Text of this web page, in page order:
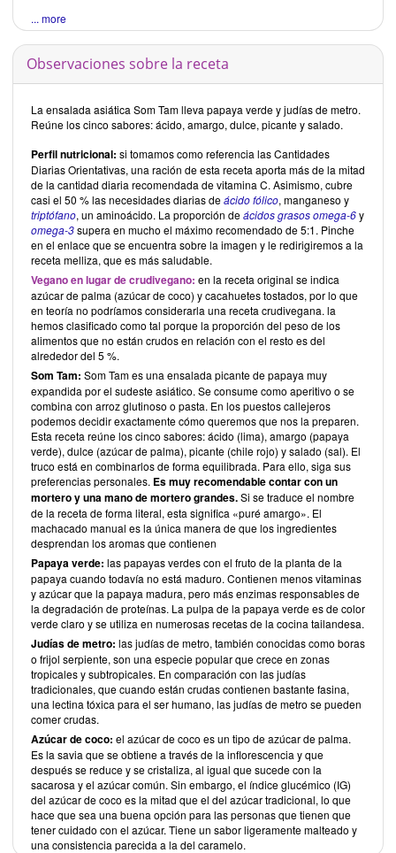
... more
Observaciones sobre la receta
La ensalada asiática Som Tam lleva papaya verde y judías de metro.
Reúne los cinco sabores: ácido, amargo, dulce, picante y salado.
Perfil nutricional: si tomamos como referencia las Cantidades
Diarias Orientativas, una ración de esta receta aporta más de la mitad
de la cantidad diaria recomendada de vitamina C. Asimismo, cubre
casi el 50 % las necesidades diarias deácido fólico, manganeso y
triptófano, un aminoácido. La proporción deácidos grasos omega-6y
omega-3supera en mucho el máximo recomendado de 5:1. Pinche
en el enlace que se encuentra sobre la imagen y le redirigiremos a la
receta melliza, que es más saludable.
Vegano en lugar de crudivegano: en la receta original se indica
azúcar de palma (azúcar de coco) y cacahuetes tostados, por lo que
en teoría no podríamos considerarla una receta crudivegana. la
hemos clasificado como tal porque la proporción del peso de los
alimentos que no están crudos en relación con el resto es del
alrededor del 5 %.
Som Tam: Som Tam es una ensalada picante de papaya muy
expandida por el sudeste asiático. Se consume como aperitivo o se
combina con arroz glutinoso o pasta. En los puestos callejeros
podemos decidir exactamente cómo queremos que nos la preparen.
Esta receta reúne los cinco sabores: ácido (lima), amargo (papaya
verde), dulce (azúcar de palma), picante (chile rojo) y salado (sal). El
truco está en combinarlos de forma equilibrada. Para ello, siga sus
preferencias personales. Es muy recomendable contar con un
mortero y una mano de mortero grandes.Si se traduce el nombre
de la receta de forma literal, esta significa «puré amargo». El
machacado manual es la única manera de que los ingredientes
desprendan los aromas que contienen
Papaya verde: las papayas verdes con el fruto de la planta de la
papaya cuando todavía no está maduro. Contienen menos vitaminas
y azúcar que la papaya madura, pero más enzimas responsables de
la degradación de proteínas. La pulpa de la papaya verde es de color
verde claro y se utiliza en numerosas recetas de la cocina tailandesa.
Judías de metro: las judías de metro, también conocidas como boras
o frijol serpiente, son una especie popular que crece en zonas
tropicales y subtropicales. En comparación con las judías
tradicionales, que cuando están crudas contienen bastante fasina,
una lectina tóxica para el ser humano, las judías de metro se pueden
comer crudas.
Azúcar de coco: el azúcar de coco es un tipo de azúcar de palma.
Es la savia que se obtiene a través de la inflorescencia y que
después se reduce y se cristaliza, al igual que sucede con la
sacarosa y el azúcar común. Sin embargo, el índice glucémico (IG)
del azúcar de coco es la mitad que el del azúcar tradicional, lo que
hace que sea una buena opción para las personas que tienen que
tener cuidado con el azúcar. Tiene un sabor ligeramente malteado y
una consistencia parecida a la del caramelo.